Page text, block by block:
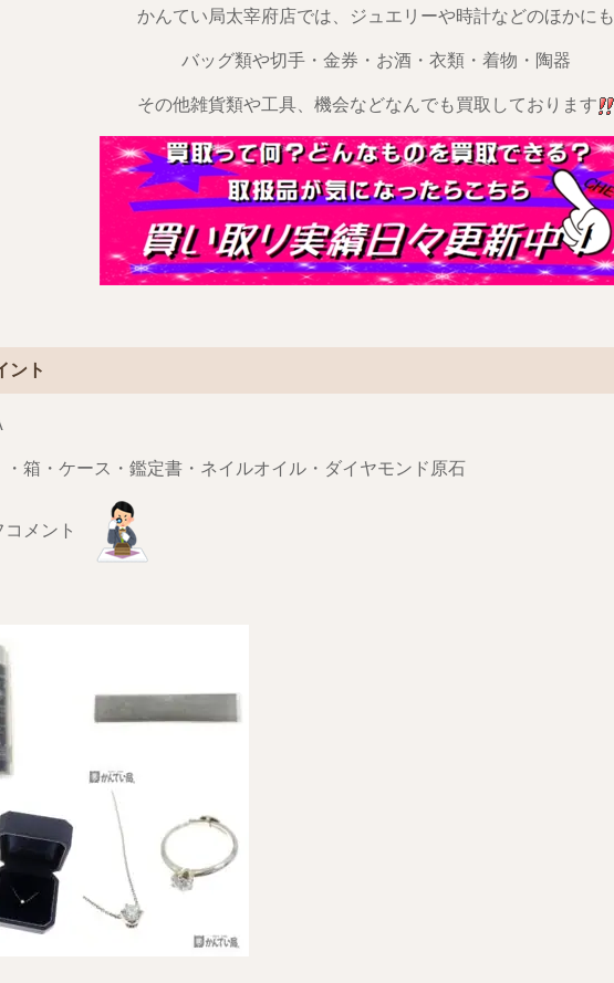
かんてい局太宰府店では、ジュエリーや時計などのほかにも
バッグ類や切手・金券・お酒・衣類・着物・陶器
その他雑貨類や工具、機会などなんでも買取しております
ント
箱・ケース・鑑定書・ネイルオイル・ダイヤモンド原石
コメント